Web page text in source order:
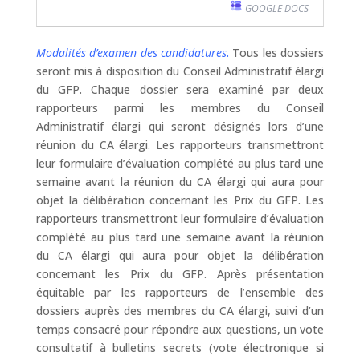
GOOGLE DOCS
Modalités d’examen des candidatures. Tous les dossiers
seront mis à disposition du Conseil Administratif élargi
du GFP. Chaque dossier sera examiné par deux
rapporteurs parmi les membres du Conseil
Administratif élargi qui seront désignés lors d’une
réunion du CA élargi. Les rapporteurs transmettront
leur formulaire d’évaluation complété au plus tard une
semaine avant la réunion du CA élargi qui aura pour
objet la délibération concernant les Prix du GFP. Les
rapporteurs transmettront leur formulaire d’évaluation
complété au plus tard une semaine avant la réunion
du CA élargi qui aura pour objet la délibération
concernant les Prix du GFP. Après présentation
équitable par les rapporteurs de l’ensemble des
dossiers auprès des membres du CA élargi, suivi d’un
temps consacré pour répondre aux questions, un vote
consultatif à bulletins secrets (vote électronique si